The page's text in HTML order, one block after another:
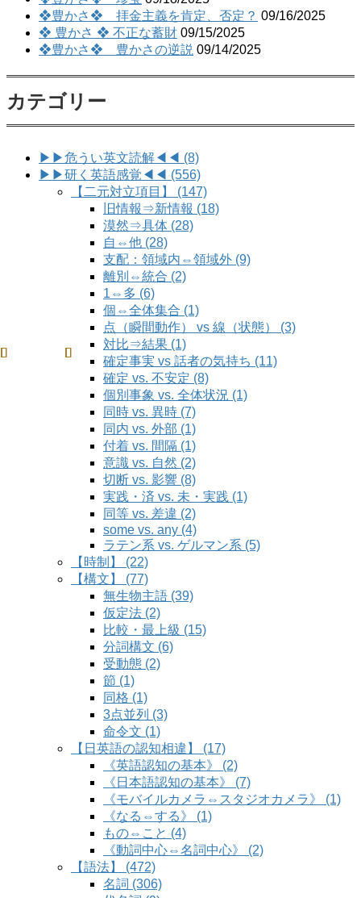
❖豊かさ❖ 拝金主義を肯定、否定？ 09/16/2025
❖ 豊かさ ❖ 不正な蓄財 09/15/2025
❖豊かさ❖ 豊かさの逆説 09/14/2025
カテゴリー
▶▶危うい英文読解◀◀ (8)
▶▶研く英語感覚◀◀ (556)
【二元対立項目】 (147)
旧情報⇒新情報 (18)
漠然⇒具体 (28)
自⇔他 (28)
支配：領域内⇔領域外 (9)
離別⇔統合 (2)
1⇔多 (6)
個⇔全体集合 (1)
点（瞬間動作） vs 線（状態） (3)
対比⇒結果 (1)
確定事実 vs 話者の気持ち (11)
確定 vs. 不安定 (8)
個別事象 vs. 全体状況 (1)
同時 vs. 異時 (7)
同内 vs. 外部 (1)
付着 vs. 間隔 (1)
意識 vs. 自然 (2)
切断 vs. 影響 (8)
実践・済 vs. 未・実践 (1)
同等 vs. 差違 (2)
some vs. any (4)
ラテン系 vs. ゲルマン系 (5)
【時制】 (22)
【構文】 (77)
無生物主語 (39)
仮定法 (2)
比較・最上級 (15)
分詞構文 (6)
受動態 (2)
節 (1)
同格 (1)
3点並列 (3)
命令文 (1)
【日英語の認知相違】 (17)
《英語認知の基本》 (2)
《日本語認知の基本》 (7)
《モバイルカメラ⇔スタジオカメラ》 (1)
《なる⇔する》 (1)
もの⇔こと (4)
《動詞中心⇔名詞中心》 (2)
【語法】 (472)
名詞 (306)